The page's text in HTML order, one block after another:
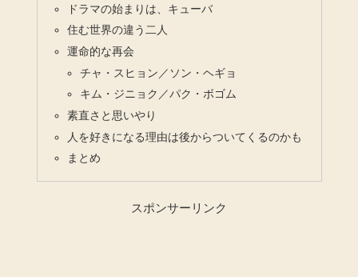
ドラマの始まりは、キューバ
住む世界の違う二人
運命的な再会
チャ・スヒョン／ソン・ヘギョ
キム・ジニョク／パク・ボゴム
素直さと思いやり
人を好きになる理由は後からついてくるのかも
まとめ
スポンサーリンク